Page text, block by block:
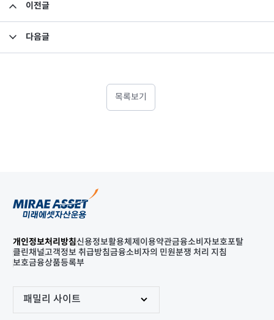
이전글
다음글
목록보기
개인정보처리방침신용정보활용체제 이용약관금융소비자보호포탈
클린채널고객정보 취급방침금융소비자의 민원분쟁 처리 지침
보호금융상품등록부
패밀리 사이트